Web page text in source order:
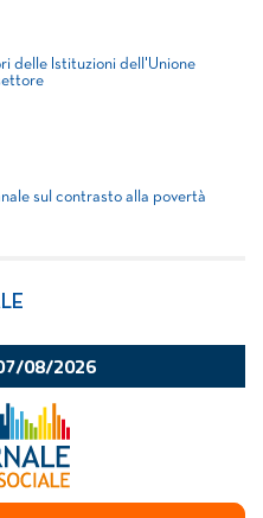
delle Istituzioni dell'Unione
sul contrasto alla povertà